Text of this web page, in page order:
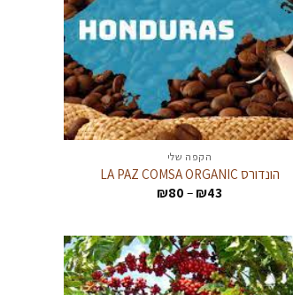
הקפה שלי
הונדורס LA PAZ COMSA ORGANIC
₪43
–
₪80 טווח
⁦₪80⁩